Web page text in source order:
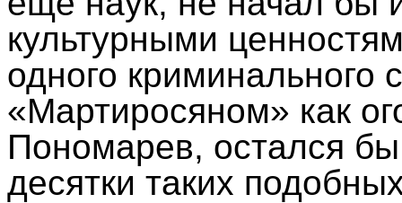
культурными
одного криминального
«Мартиросяном» как
Пономарев, остался
десятки таких